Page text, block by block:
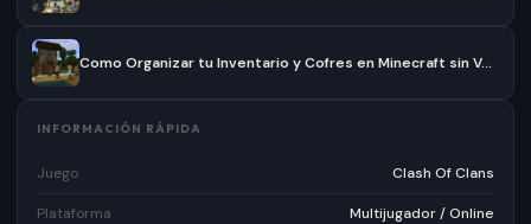
INFORMACIÓN RÁPIDA
Juego Clash Of Clans
Plataforma Multijugador / Online
Como Organizar tu Inventario y Cofres en Minecraft sin Volverte Loco